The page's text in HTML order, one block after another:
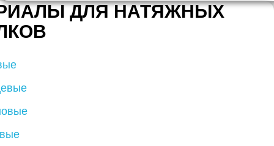
ДЛЯ НАТЯЖНЫХ